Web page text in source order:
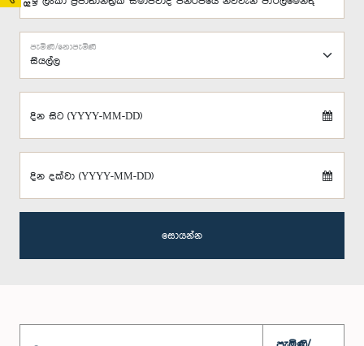
02
පැමිණි/නොපැමිණි
දින සිට (YYYY-MM-DD)
දින දක්වා (YYYY-MM-DD)
සොයන්න